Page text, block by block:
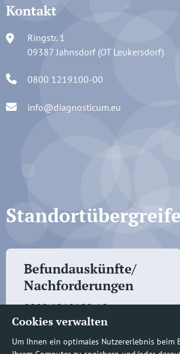
Cookies verwalten
Um Ihnen ein optimales Nutzererlebnis beim
Kontakt
Ringstr. 1
09387 Jahnsdorf (OT Leukersdorf)
0800 1219100-00
info@diagnosticum.eu
Befundauskünfte/
Nachforderungen
0800 1219100-10